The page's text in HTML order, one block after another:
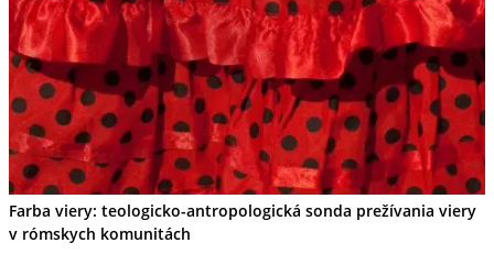
Farba viery: teologicko-antropologická sonda prežívania viery
v rómskych komunitách